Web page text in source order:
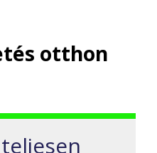
otthon